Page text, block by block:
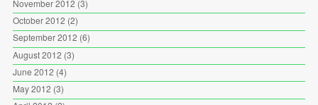
November 2012 (3)
October 2012 (2)
September 2012 (6)
August 2012 (3)
June 2012 (4)
May 2012 (3)